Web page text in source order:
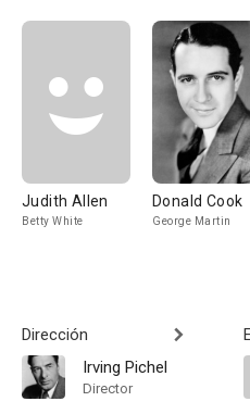
Judith Allen
Betty White
Donald Cook
George Martin
Dirección
Irving Pichel
Director